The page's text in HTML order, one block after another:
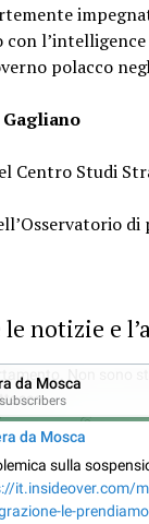
polacco
Centro Studi
notizie e